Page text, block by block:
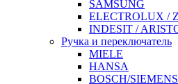
SAMSUNG
ELECTROLUX /
INDESIT /
Ручка и переключатель
MIELE
HANSA
BOSCH/